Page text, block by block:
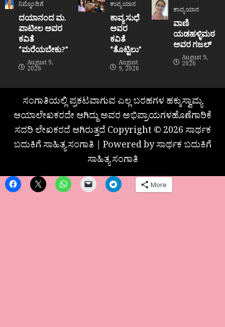
ನಿಮ್ಮೊಂದಿಗೆ
ದಯಾನಂದ ಮ.
ಪಾಟೀಲ ಅವರ
ಕವಿತೆ
“ಮರೆಯಬೇಕು?”
August 9,
2026
ಕಾವ್ಯಯಾನ
ಕಾವ್ಯ ಸುಧೆ
ಅವರ
ಕವಿತೆ
“ತೊಟ್ಟಿಲು”
August
9, 2026
ಕಾವ್ಯಯಾನ
ವಾಣಿ
ಯಡಹಳ್ಳಿಮಠ
ಅವರ ಗಜಲ್
August 9,
2026
ಸಂಗಾತಿಯಲ್ಲಿ ಪ್ರಕಟವಾಗುವ ಎಲ್ಲ ಬರಹಗಳ ಹಕ್ಕುಸ್ವಾಮ್ಯ
ಆಯಾಲೇಖಕರದೇ ಆಗಿದ್ದು ಅವರ ಅಭಿಪ್ರಾಯಗಳಹೊಣೆಗಾರಿಕೆ
ಸದರಿ ಲೇಖಕರದೆ ಆಗಿರುತ್ತದೆ Copyright © 2026 ಸಾರ್ಥಕ
ಬದುಕಿಗೆ ಸಾಹಿತ್ಯ ಸಂಗಾತಿ | Powered by ಸಾರ್ಥಕ ಬದುಕಿಗೆ
ಸಾಹಿತ್ಯ ಸಂಗಾತಿ
More